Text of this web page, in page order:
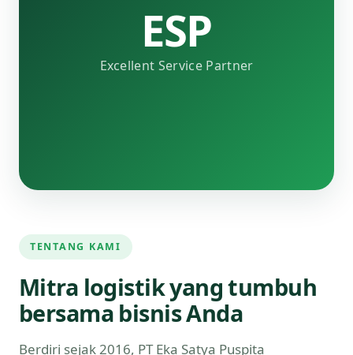
ESP
Excellent Service Partner
TENTANG KAMI
Mitra logistik yang tumbuh
bersama bisnis Anda
Berdiri sejak 2016, PT Eka Satya Puspita